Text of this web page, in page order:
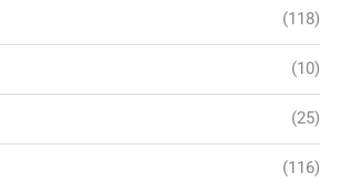
(118)
(10)
(25)
(116)